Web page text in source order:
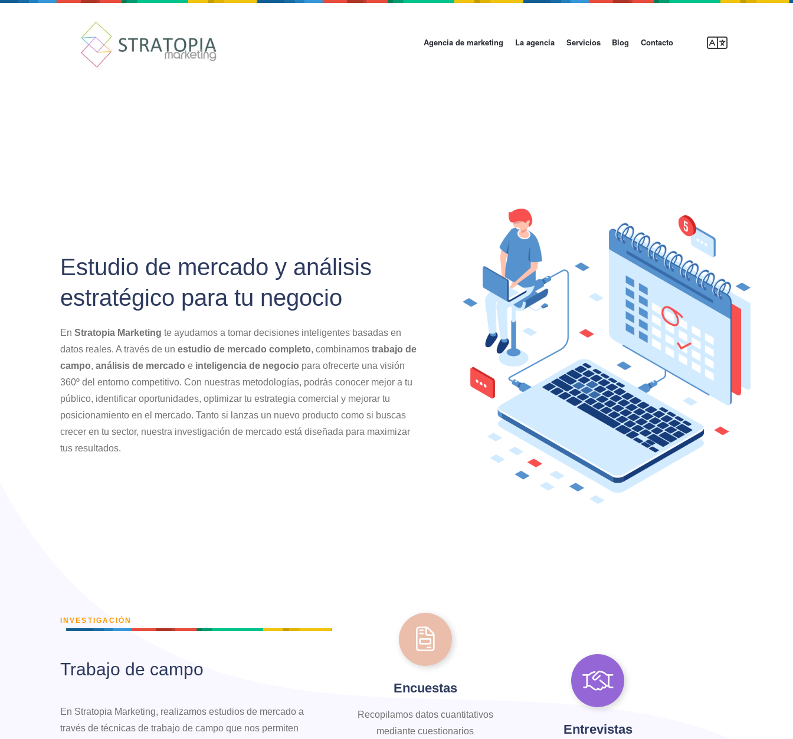
Agencia de marketing La agencia Servicios Blog Contacto
Estudio de mercado y análisis
estratégico para tu negocio
En Stratopia Marketing te ayudamos a tomar decisiones inteligentes basadas en
datos reales. A través de un estudio de mercado completo, combinamos trabajo de
campo, análisis de mercado e inteligencia de negocio para ofrecerte una visión
360º del entorno competitivo. Con nuestras metodologías, podrás conocer mejor a tu
público, identificar oportunidades, optimizar tu estrategia comercial y mejorar tu
posicionamiento en el mercado. Tanto si lanzas un nuevo producto como si buscas
crecer en tu sector, nuestra investigación de mercado está diseñada para maximizar
tus resultados.
INVESTIGACIÓN
Trabajo de campo
En Stratopia Marketing, realizamos estudios de mercado a
través de técnicas de trabajo de campo que nos permiten
Encuestas
Recopilamos datos cuantitativos
mediante cuestionarios
Entrevistas